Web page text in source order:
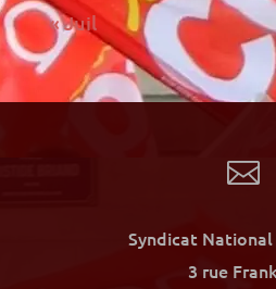
« Juil

Syndicat National
3 rue